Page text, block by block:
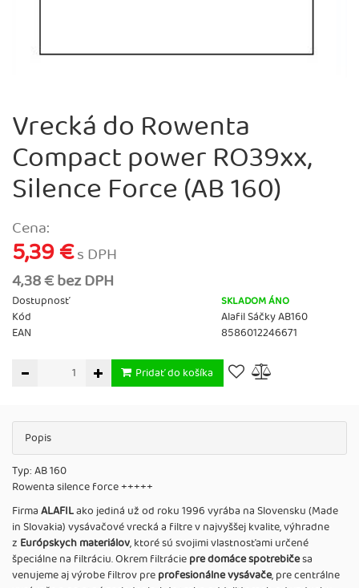
Vrecká do Rowenta
Compact power RO39xx,
Silence Force (AB 160)
Cena:
5,39 €s DPH
4,38 € bez DPH
Dostupnosť SKLADOM ÁNO
Kód
Alafil Sáčky AB160
EAN
8586012246671
Pridať do košíka
Popis
Typ: AB 160
Rowenta silence force +++++
FirmaALAFILako jediná už od roku 1996 vyrába na Slovensku (Made
in Slovakia) vysávačové vrecká a filtre v najvyššej kvalite, výhradne
z Európskych materiálov, ktoré sú svojimi vlastnosťami určené
špeciálne na filtráciu. Okrem filtráciepre domáce spotrebičesa
venujeme aj výrobe filtrov preprofesionálne vysávače, pre centrálne